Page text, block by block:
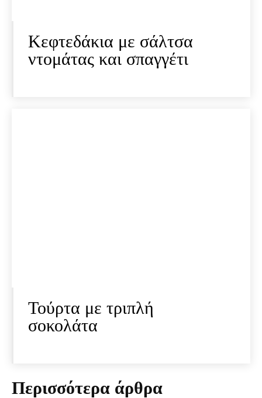
Κεφτεδάκια με σάλτσα
ντομάτας και σπαγγέτι
Τούρτα με τριπλή
σοκολάτα
Περισσότερα άρθρα